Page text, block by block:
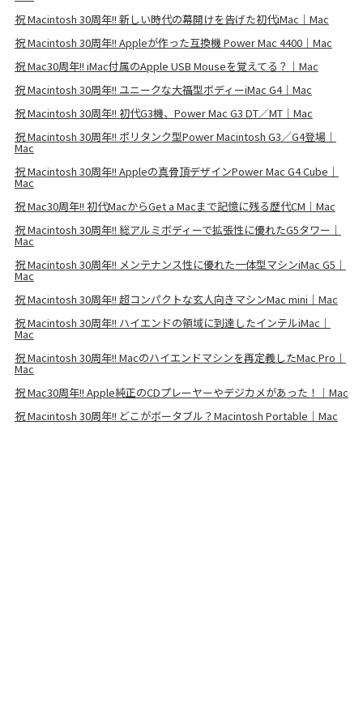
祝 Macintosh 30周年!! 新しい時代の幕開けを告げた初代iMac｜Mac
祝 Macintosh 30周年!! Appleが作った互換機 Power Mac 4400｜Mac
祝 Mac30周年!! iMac付属のApple USB Mouseを覚えてる？｜Mac
祝 Macintosh 30周年!! ユニークな大福型ボディーiMac G4｜Mac
祝 Macintosh 30周年!! 初代G3機、Power Mac G3 DT／MT｜Mac
祝 Macintosh 30周年!! ポリタンク型Power Macintosh G3／G4登場｜
Mac
祝 Macintosh 30周年!! Appleの真骨頂デザインPower Mac G4 Cube｜
Mac
祝 Mac30周年!! 初代MacからGet a Macまで記憶に残る歴代CM｜Mac
祝 Macintosh 30周年!! 総アルミボディーで拡張性に優れたG5タワー｜
Mac
祝 Macintosh 30周年!! メンテナンス性に優れた一体型マシンiMac G5｜
Mac
祝 Macintosh 30周年!! 超コンパクトな玄人向きマシンMac mini｜Mac
祝 Macintosh 30周年!! ハイエンドの領域に到達したインテルiMac｜
Mac
祝 Macintosh 30周年!! Macのハイエンドマシンを再定義したMac Pro｜
Mac
祝 Mac30周年!! Apple純正のCDプレーヤーやデジカメがあった！｜Mac
祝 Macintosh 30周年!! どこがボータブル？Macintosh Portable｜Mac